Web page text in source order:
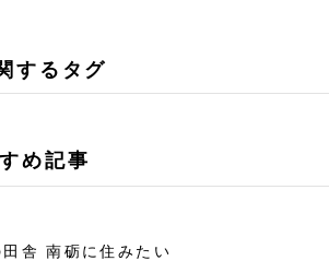
するタグ
め記事
舎 南砺に住みたい